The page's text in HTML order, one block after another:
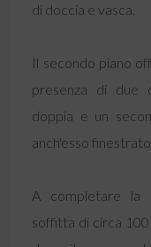
di doccia e vasca.
Il secondo piano
presenza di due
doppia e un
anch'esso finestrato.
A completare la
soffitta di circa 100